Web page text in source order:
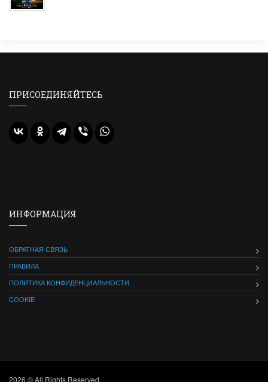
ПРИСОЕДИНЯЙТЕСЬ
ИНФОРМАЦИЯ
ОБРАТНАЯ СВЯЗЬ
ПРАВИЛА
ПОЛИТИКА КОНФИДЕНЦИАЛЬНОСТИ
COOKIE
2026 © All Rights Reserved.